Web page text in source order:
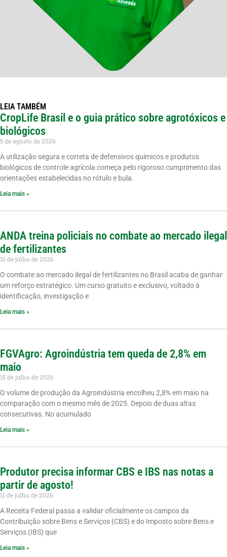
LEIA TAMBÉM
CropLife Brasil e o guia prático sobre agrotóxicos e
biológicos
5 de agosto de 2026
A utilização segura e correta de defensivos químicos e produtos
biológicos de controle agrícola começa pelo rigoroso cumprimento das
orientações estabelecidas no rótulo e bula.
Leia mais »
ANDA treina policiais no combate ao mercado ilegal
de fertilizantes
31 de julho de 2026
O combate ao mercado ilegal de fertilizantes no Brasil acaba de ganhar
um reforço estratégico. Um curso gratuito e exclusivo, voltado à
identificação, investigação e
Leia mais »
FGVAgro: Agroindústria tem queda de 2,8% em
maio
15 de julho de 2026
O volume de produção da Agroindústria encolheu 2,8% em maio na
comparação com o mesmo mês de 2025. Depois de duas altas
consecutivas. No acumulado
Leia mais »
Produtor precisa informar CBS e IBS nas notas a
partir de agosto!
11 de julho de 2026
A Receita Federal passa a validar oficialmente os campos da
Contribuição sobre Bens e Serviços (CBS) e do Imposto sobre Bens e
Serviços (IBS) que
Leia mais »